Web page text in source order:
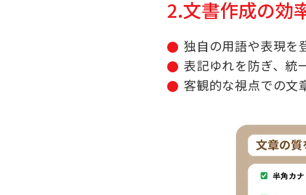
2.文書作成の効
独自の用語や表現を
表記ゆれを防ぎ、統
客観的な視点での文